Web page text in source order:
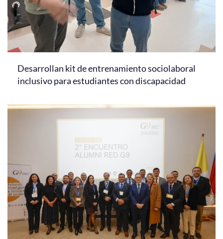
Desarrollan kit de entrenamiento sociolaboral
inclusivo para estudiantes con discapacidad